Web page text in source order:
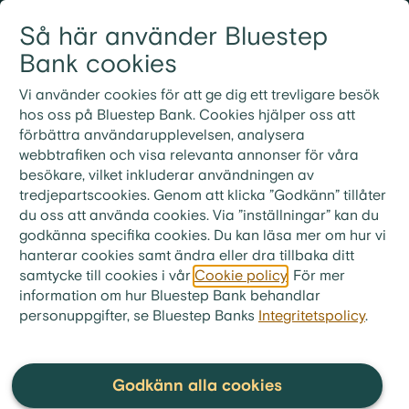
Så här använder Bluestep
Bank cookies
Vi använder cookies för att ge dig ett trevligare besök
hos oss på Bluestep Bank. Cookies hjälper oss att
förbättra användarupplevelsen, analysera
webbtrafiken och visa relevanta annonser för våra
besökare, vilket inkluderar användningen av
tredjepartscookies. Genom att klicka ”Godkänn” tillåter
du oss att använda cookies. Via ”inställningar” kan du
godkänna specifika cookies. Du kan läsa mer om hur vi
hanterar cookies samt ändra eller dra tillbaka ditt
samtycke till cookies i vår Cookie policy . För mer
information om hur Bluestep Bank behandlar
personuppgifter, se Bluestep Banks Integritetspolicy.
Godkänn alla cookies
Meny
Vanliga frågor och
svar
bluestep.se > Kundservice > Frågor & Svar
Bolån > Betalningar
Hur vet jag att ni har tagit emot
min betalning?